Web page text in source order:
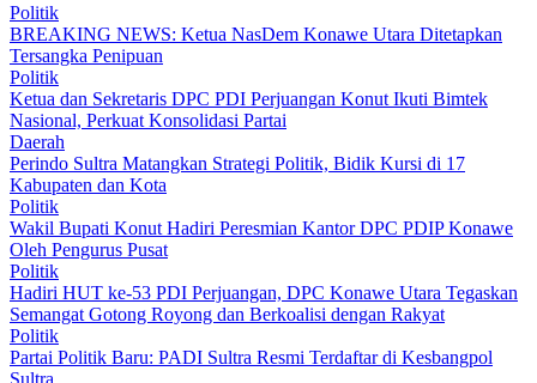
Politik
BREAKING NEWS: Ketua NasDem Konawe Utara Ditetapkan
Tersangka Penipuan
Politik
Ketua dan Sekretaris DPC PDI Perjuangan Konut Ikuti Bimtek
Nasional, Perkuat Konsolidasi Partai
Daerah
Perindo Sultra Matangkan Strategi Politik, Bidik Kursi di 17
Kabupaten dan Kota
Politik
Wakil Bupati Konut Hadiri Peresmian Kantor DPC PDIP Konawe
Oleh Pengurus Pusat
Politik
Hadiri HUT ke-53 PDI Perjuangan, DPC Konawe Utara Tegaskan
Semangat Gotong Royong dan Berkoalisi dengan Rakyat
Politik
Partai Politik Baru: PADI Sultra Resmi Terdaftar di Kesbangpol
Sultra